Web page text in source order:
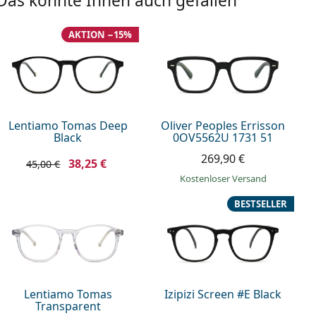
Lentiamo Tomas Deep
Black
AKTION −15%
45,00 € 38,25 €
Oliver Peoples Errisson
0OV5562U 1731 51
269,90 €
Kostenloser Versand
Lentiamo Tomas
Transparent
Izipizi Screen #E Black
BESTSELLER